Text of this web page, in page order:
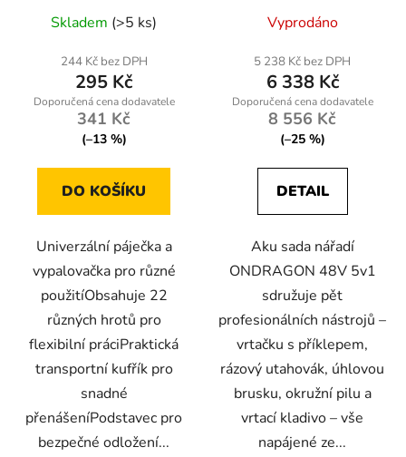
Skladem (>5 ks)
244 Kč bez DPH
295 Kč
341 Kč
(–13 %)
DO KOŠÍKU
Univerzální páječka a
vypalovačka pro různé
použitíObsahuje 22
různých hrotů pro
flexibilní práciPraktická
transportní kufřík pro
snadné
přenášeníPodstavec pro
bezpečné odložení...
vrtačka, okružní pila + 4
baterie ONDRAGON
Vyprodáno
5 238 Kč bez DPH
6 338 Kč
8 556 Kč
(–25 %)
DETAIL
Aku sada nářadí
ONDRAGON 48V 5v1
sdružuje pět
profesionálních nástrojů –
vrtačku s příklepem,
rázový utahovák, úhlovou
brusku, okružní pilu a
vrtací kladivo – vše
napájené ze...